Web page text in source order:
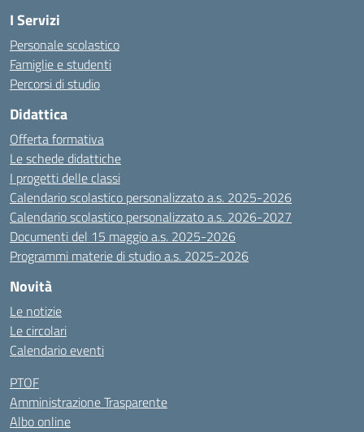
I Servizi
Personale scolastico
Famiglie e studenti
Percorsi di studio
Didattica
Offerta formativa
Le schede didattiche
I progetti delle classi
Calendario scolastico personalizzato a.s. 2025-2026
Calendario scolastico personalizzato a.s. 2026-2027
Documenti del 15 maggio a.s. 2025-2026
Programmi materie di studio a.s. 2025-2026
Novità
Le notizie
Le circolari
Calendario eventi
PTOF
Amministrazione Trasparente
Albo online